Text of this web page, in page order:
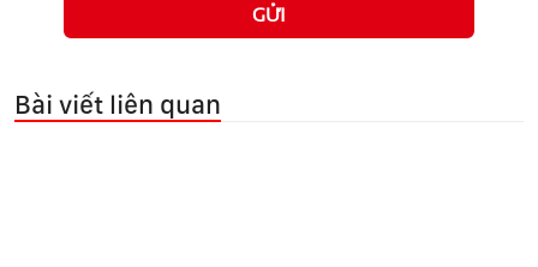
GỬI
Bài viết liên quan